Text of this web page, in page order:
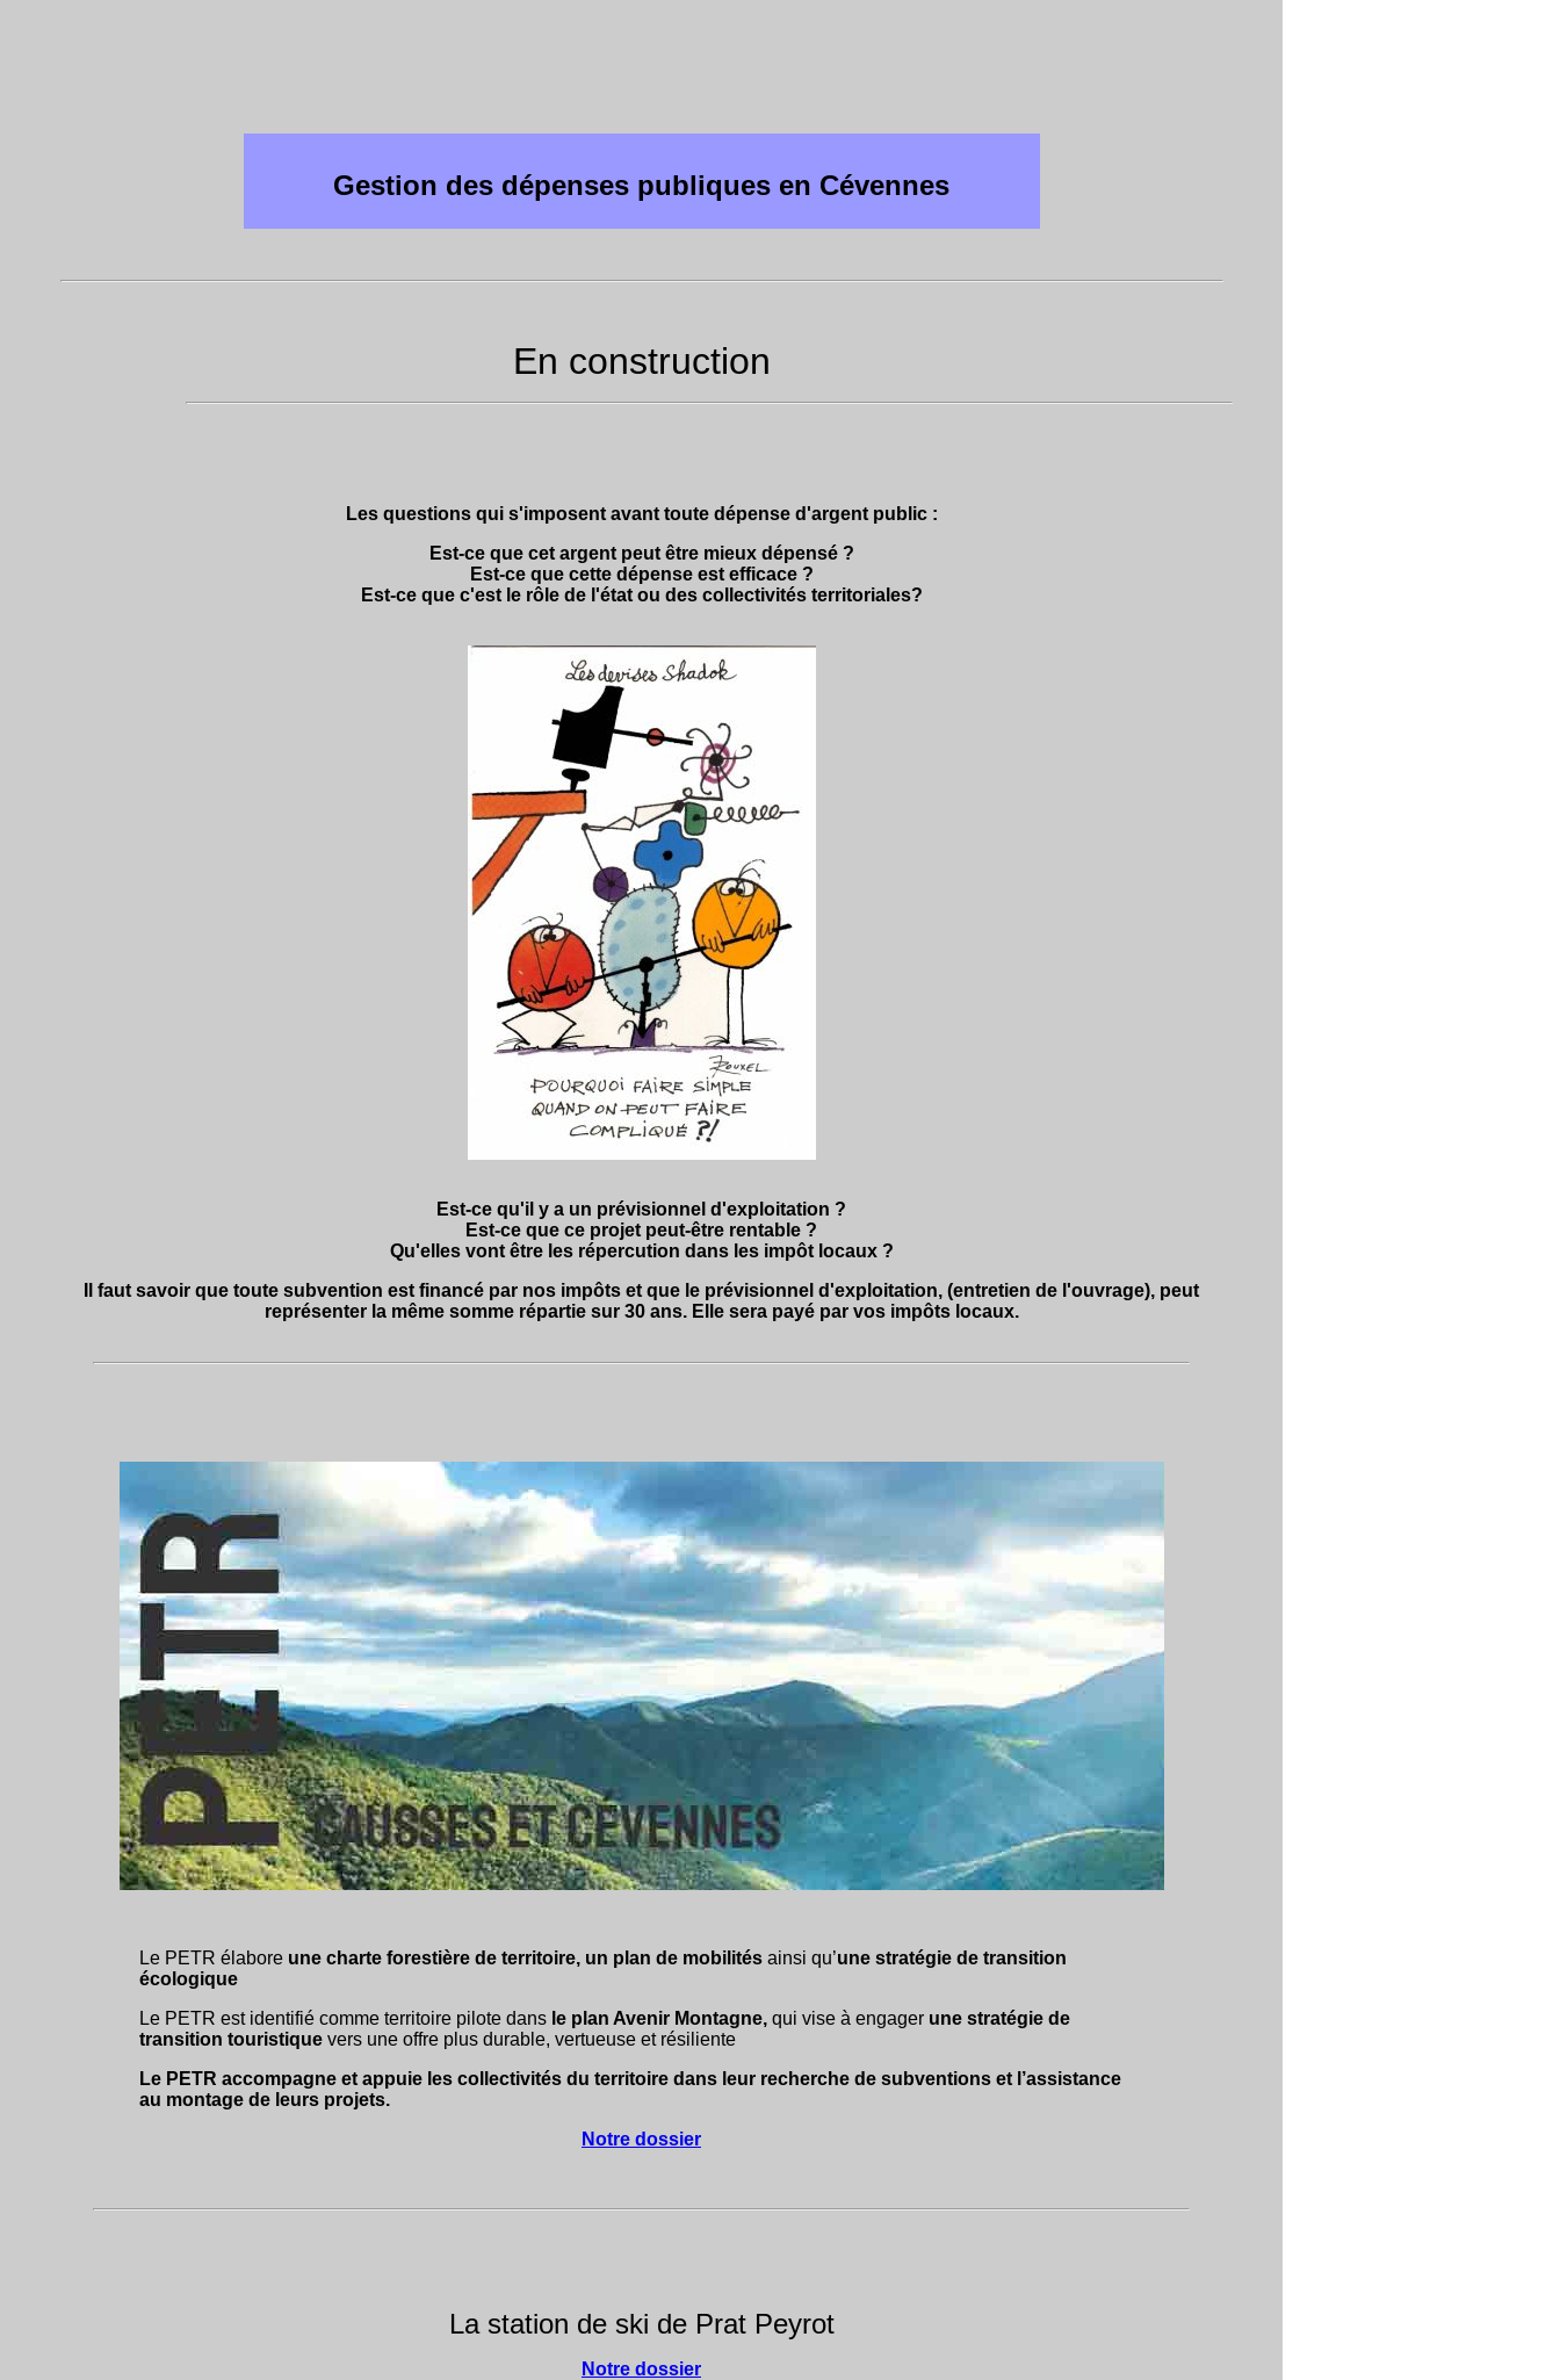
Gestion des dépenses publiques en Cévennes
En construction
Les questions qui s'imposent avant toute dépense d'argent public :
Est-ce que cet argent peut être mieux dépensé ?
Est-ce que cette dépense est efficace ?
Est-ce que c'est le rôle de l'état ou des collectivités territoriales?
Est-ce qu'il y a un prévisionnel d'exploitation ?
Est-ce que ce projet peut-être rentable ?
Qu'elles vont être les répercution dans les impôt locaux ?
Il faut savoir que toute subvention est financé par nos impôts et que le prévisionnel d'exploitation, (entretien de l'ouvrage), peut
représenter la même somme répartie sur 30 ans. Elle sera payé par vos impôts locaux.
Le PETR élabore une charte forestière de territoire, un plan de mobilités ainsi qu’une stratégie de transition
écologique
Le PETR est identifié comme territoire pilote dans le plan Avenir Montagne, qui vise à engager une stratégie de
transition touristique vers une offre plus durable, vertueuse et résiliente
Le PETR accompagne et appuie les collectivités du territoire dans leur recherche de subventions et l’assistance
au montage de leurs projets.
Notre dossier
La station de ski de Prat Peyrot
Notre dossier